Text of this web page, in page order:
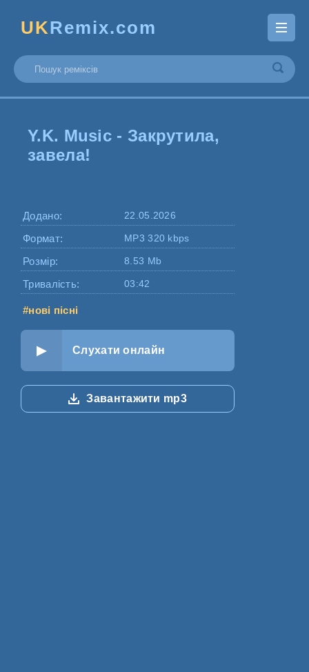
UKRemix.com
Y.K. Music - Закрутила,
завела!
Додано: 22.05.2026
Формат: MP3 320 kbps
Розмір: 8.53 Mb
Тривалість: 03:42
#нові пісні
Слухати онлайн
Завантажити mp3